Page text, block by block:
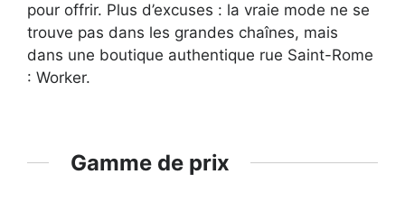
pour offrir. Plus d’excuses : la vraie mode ne se
trouve pas dans les grandes chaînes, mais
dans une boutique authentique rue Saint-Rome
: Worker.
Gamme de prix